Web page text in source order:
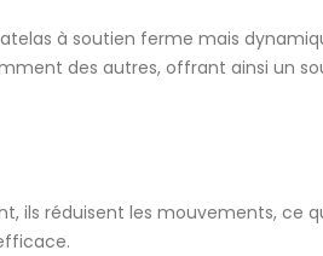
à soutien ferme mais
des autres, offrant ainsi un
ils réduisent les mouvements, ce